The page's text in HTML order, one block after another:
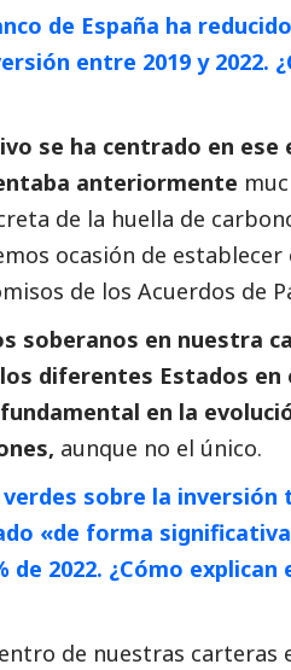
de España ha
entre 2019 y 2022.
se ha centrado en ese
anteriormente
de la huella de
ocasión de
de los Acuerdos de
soberanos en nuestra
diferentes Estados
en la
aunque no el único.
sobre la inversión
«de forma
de 2022. ¿Cómo explican
de nuestras carteras